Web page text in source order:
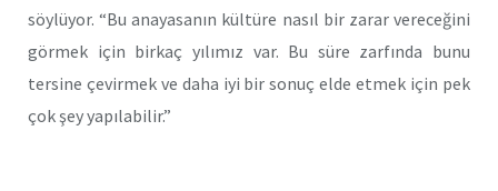
söylüyor. “Bu anayasanın kültüre nasıl bir zarar vereceğini
görmek için birkaç yılımız var. Bu süre zarfında bunu
tersine çevirmek ve daha iyi bir sonuç elde etmek için pek
çok şey yapılabilir.”